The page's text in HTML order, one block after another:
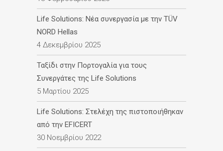
Life Solutions: Νέα συνεργασία με την TÜV
NORD Hellas
4 Δεκεμβρίου 2025
Ταξίδι στην Πορτογαλία για τους
Συνεργάτες της Life Solutions
5 Μαρτίου 2025
Life Solutions: Στελέχη της πιστοποιήθηκαν
από την EFICERT
30 Νοεμβρίου 2022